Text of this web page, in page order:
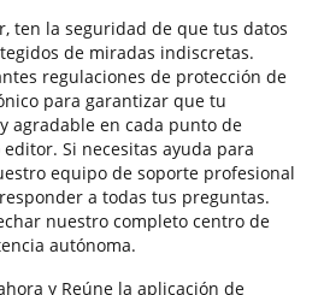
ten la seguridad de que tus datos
de miradas indiscretas.
regulaciones de protección de
para garantizar que tu
agradable en cada punto de
Si necesitas ayuda para
equipo de soporte profesional
a todas tus preguntas.
nuestro completo centro de
autónoma.
y Reúne la aplicación de